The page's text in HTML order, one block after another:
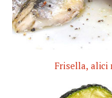
Frisella, alici